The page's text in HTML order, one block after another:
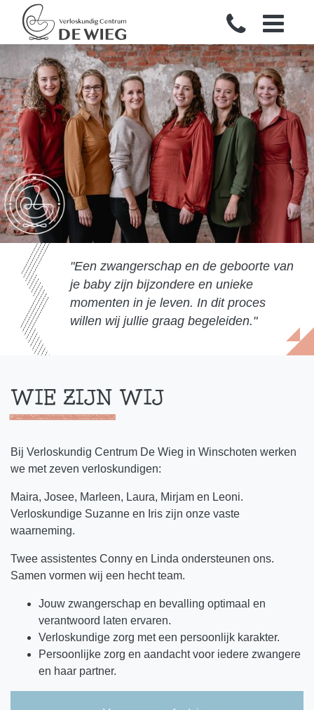
Een zwangerschap en de geboorte van
je baby zijn bijzondere en unieke
momenten in je leven. In dit proces
willen wij jullie graag begeleiden.
WIE ZIJN WIJ
Bij Verloskundig Centrum De Wieg in Winschoten werken
we met zeven verloskundigen:
Maira, Josee, Marleen, Laura, Mirjam en Leoni.
Verloskundige Suzanne en Iris zijn onze vaste
waarneming.
Twee assistentes Conny en Linda ondersteunen ons.
Samen vormen wij een hecht team.
Jouw zwangerschap en bevalling optimaal en
verantwoord laten ervaren.
Verloskundige zorg met een persoonlijk karakter.
Persoonlijke zorg en aandacht voor iedere zwangere
en haar partner.